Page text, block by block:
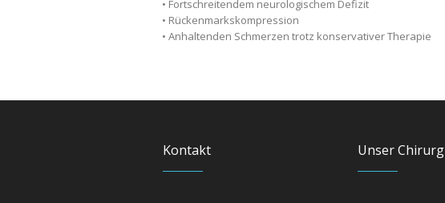
• Fortschreitendem neurologischem Defizit
• Rückenmarkskompression
• Anhaltenden Schmerzen trotz konservativer Therapie
Kontakt Unser Chirurg